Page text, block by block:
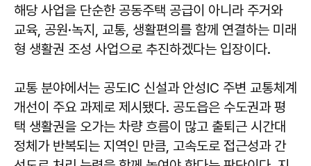
해당 사업을 단순한 공동주택 공급이 아니라 주거와
교육, 공원·녹지, 교통, 생활편의를 함께 연결하는 미래
형 생활권 조성 사업으로 추진하겠다는 입장이다.
교통 분야에서는 공도IC 신설과 안성IC 주변 교통체계
개선이 주요 과제로 제시됐다. 공도읍은 수도권과 평
택 생활권을 오가는 차량 흐름이 많고 출퇴근 시간대
정체가 반복되는 지역인 만큼, 고속도로 접근성과 간